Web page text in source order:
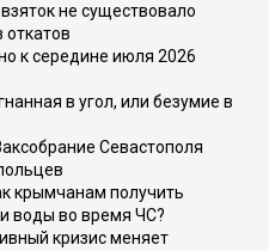
не существовало
откатов
к середине июля 2026
в угол, или безумие в
Севастополя
крымчанам получить
и воды во время ЧС?
кризис меняет